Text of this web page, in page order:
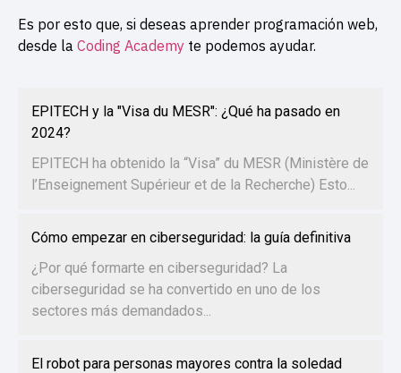
Es por esto que, si deseas aprender programación web,
desde la Coding Academy te podemos ayudar.
EPITECH y la "Visa du MESR": ¿Qué ha pasado en
2024?
EPITECH ha obtenido la “Visa” du MESR (Ministère de
l’Enseignement Supérieur et de la Recherche) Esto...
Cómo empezar en ciberseguridad: la guía definitiva
¿Por qué formarte en ciberseguridad? La
ciberseguridad se ha convertido en uno de los
sectores más demandados...
El robot para personas mayores contra la soledad